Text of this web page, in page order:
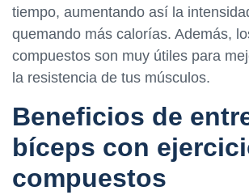
tiempo, aumentando así la
quemando más calorías. Además,
compuestos son muy útiles para
la resistencia de tus músculos.
Beneficios de
bíceps con
compuestos